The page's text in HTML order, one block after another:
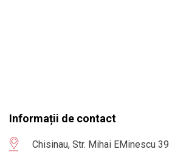
Informații de contact
Chisinau, Str. Mihai EMinescu 39